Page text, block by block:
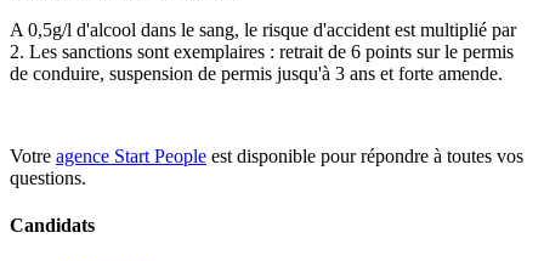
A 0,5g/l d'alcool dans le sang, le risque d'accident est multiplié par
2. Les sanctions sont exemplaires : retrait de 6 points sur le permis
de conduire, suspension de permis jusqu'à 3 ans et forte amende.
Votre agence Start People est disponible pour répondre à toutes vos
questions.
Candidats